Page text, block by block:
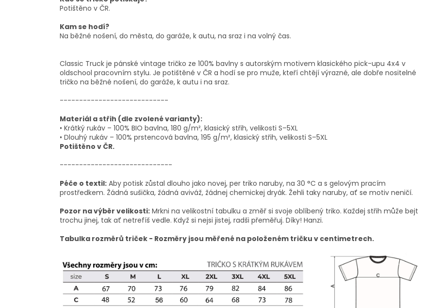
Potištěno v ČR.
Kam se hodí?
Na běžné nošení, do města, do garáže, k autu, na sraz i na volný čas.
Classic Truck je pánské vintage tričko ze 100% bavlny s autorským motivem klasického pick-upu 4x4 v
oldschool pracovním stylu. Je potištěné v ČR a hodí se pro muže, kteří chtějí výrazné, ale dobře nositelné
tričko na běžné nošení, do garáže, k autu i na sraz.
----------------------------
Materiál a střih (dle zvolené varianty):
• Krátký rukáv – 100% BIO bavlna, 180 g/m², klasický střih, velikosti S–5XL
• Dlouhý rukáv – 100% prstencová bavlna, 195 g/m², klasický střih, velikosti S–5XL
Potištěno v ČR.
-----------------------------
Péče o textil: Aby potisk zůstal dlouho jako novej, per triko naruby, na 30 °C a s gelovým pracím
prostředkem. Žádná sušička, žádná aviváž, žádnej chemickej dryák. Žehli taky naruby, ať se motiv neničí.
Pozor na výběr velikosti: Mrkni na velikostní tabulku a změř si svoje oblíbený triko. Každej střih může bejt
trochu jinej, tak ať netrefíš vedle. Když si nejsi jistej, radši přeměřuj. Díky! Hanzi.
Tabulka rozměrů triček - Rozměry jsou měřené na položeném tričku v centimetrech.